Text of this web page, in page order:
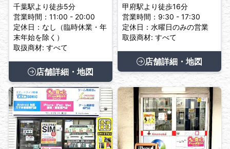
千葉駅より徒歩5分
営業時間：11:00 - 20:00
定休日：なし（臨時休業・年
末年始を除く）
取扱商材: すべて
店舗詳細・地図
甲府駅より徒歩16分
営業時間：9:30 - 17:30
定休日：水曜日のみの営業
取扱商材: すべて
店舗詳細・地図